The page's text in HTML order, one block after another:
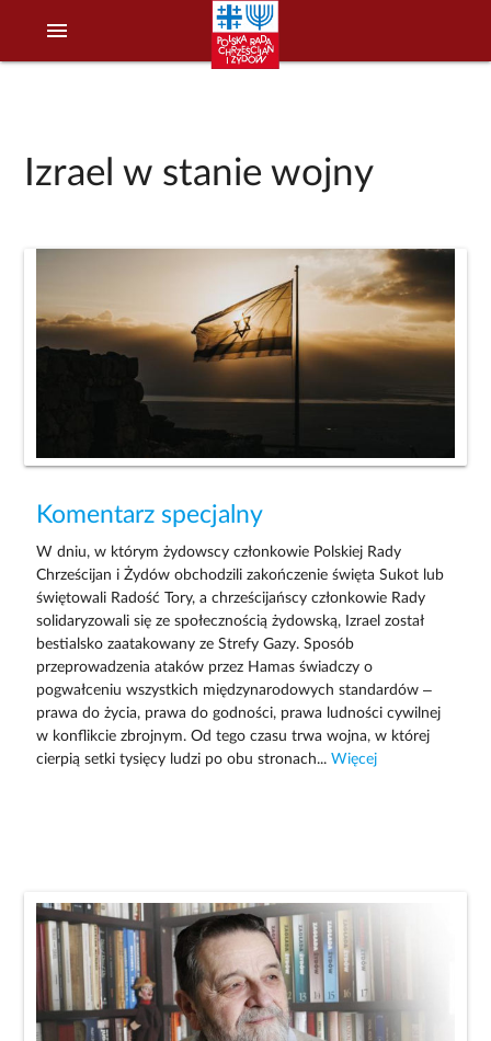
menu
Izrael w stanie wojny
Komentarz specjalny
W dniu, w którym żydowscy członkowie Polskiej Rady
Chrześcijan i Żydów obchodzili zakończenie święta Sukot lub
świętowali Radość Tory, a chrześcijańscy członkowie Rady
solidaryzowali się ze społecznością żydowską, Izrael został
bestialsko zaatakowany ze Strefy Gazy. Sposób
przeprowadzenia ataków przez Hamas świadczy o
pogwałceniu wszystkich międzynarodowych standardów –
prawa do życia, prawa do godności, prawa ludności cywilnej
w konflikcie zbrojnym. Od tego czasu trwa wojna, w której
cierpią setki tysięcy ludzi po obu stronach... Więcej